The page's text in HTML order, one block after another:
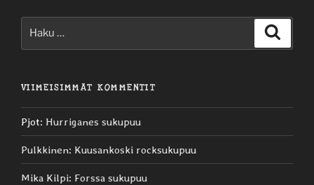
VIIMEISIMMÄT KOMMENTIT
Pjot: Hurriganes sukupuu
Pulkkinen: Kuusankoski rocksukupuu
Mika Kilpi: Forssa sukupuu